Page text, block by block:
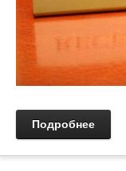
Подробнее